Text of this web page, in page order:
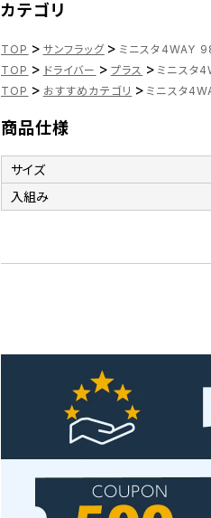
カテゴリ
TOP > サンフラッグ > ミニスタ4WAY
TOP > ドライバー > プラス > ミニスタ
TOP > おすすめカテゴリ > ミニスタ
商品仕様
サイズ
入組み